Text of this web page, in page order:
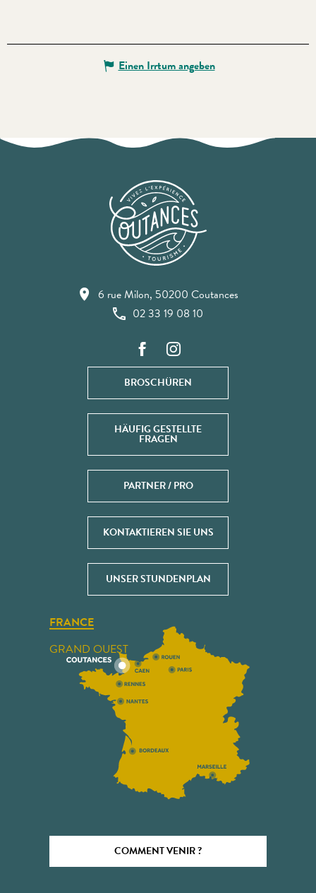
Einen Irrtum angeben
6 rue Milon, 50200 Coutances
02 33 19 08 10
BROSCHÜREN
HÄUFIG GESTELLTE
FRAGEN
PARTNER / PRO
KONTAKTIEREN SIE UNS
UNSER STUNDENPLAN
FRANCE
GRAND OUEST
COMMENT VENIR ?